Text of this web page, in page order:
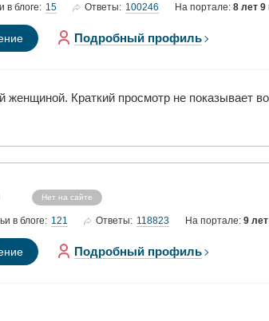
в блоге: 15 Ответы: 100246 На портале: 8 лет
Подробный профиль
женщиной. Краткий просмотр не
Нет на сайте
в блоге: 121 Ответы: 118823 На портале: 9
Подробный профиль